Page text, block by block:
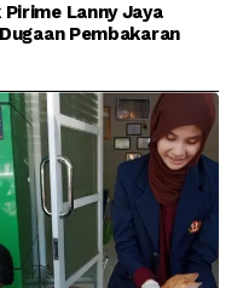
Lanny Jaya
Pembakaran